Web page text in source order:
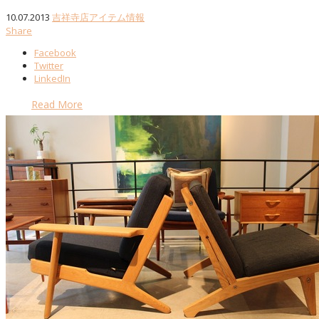
10.07.2013 吉祥寺店アイテム情報
Share
Facebook
Twitter
LinkedIn
Read More